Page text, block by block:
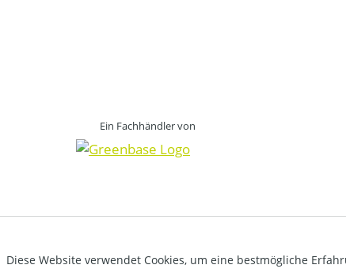
Ein Fachhändler von
Diese Website verwendet Cookies, um eine bestmögliche